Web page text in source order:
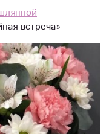
встреча»‎